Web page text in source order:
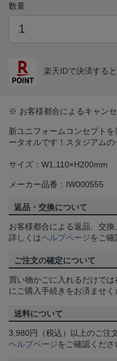
数量
楽天IDで決済すると
※ お客様都合によるキャンセ
新ユニフォームコンセプト
ータオルです！スタジアムの
サイズ：W1,110×H200mm
メーカー品番：IW000555
返品・交換について
お客様都合による返品、交換
詳しくはヘルプページをご確
ご注文の確定について
買い物かごに入れるだけで
にご購入手続きをお済ませく
送料について
3,980円（税込）以上のご注
ヘルプページをご確認くださ